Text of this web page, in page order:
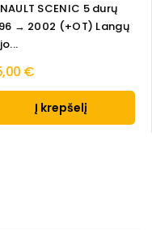
SCENIC 5 durų
→ 2002 (+OT) Langų
€
Į krepšelį